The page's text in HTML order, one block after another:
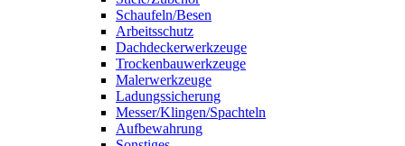
Schaufeln/Besen
Arbeitsschutz
Dachdeckerwerkzeuge
Trockenbauwerkzeuge
Malerwerkzeuge
Ladungssicherung
Messer/Klingen/Spachteln
Aufbewahrung